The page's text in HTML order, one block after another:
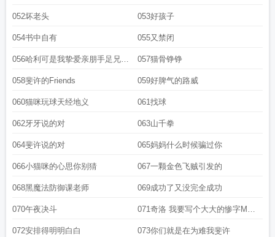
052坏老头 053好孩子
054书中自有 055又禁闭
056哈利可是我挚爱亲朋手足兄弟
啊
057猫骨铮铮
058斐许的Friends 059好脾气的路威
060猫咪玩球天经地义 061找球
062牙牙说的对 063山千拳
064斐许说的对 065妈妈什么时候骗过你
066小猫咪的心思你别猜 067一颗金色飞贼引发的
068黑魔法防御课老师 069成功了又没完全成功
070午夜决斗 071奇洛 我要写个大大的惨字MD
发错地方了
072安排得明明白白 073你们就是在为难我斐许